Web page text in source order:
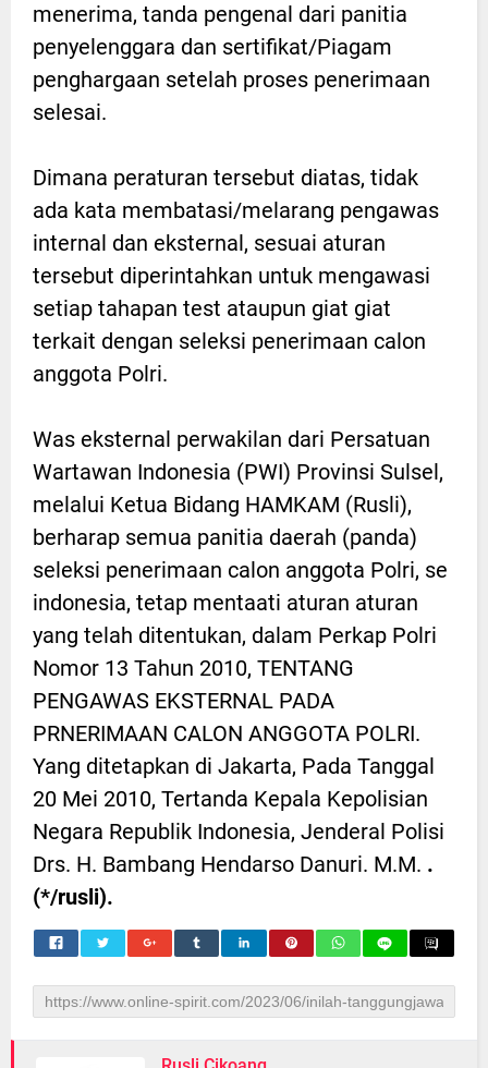
menerima, tanda pengenal dari panitia
penyelenggara dan sertifikat/Piagam
penghargaan setelah proses penerimaan
selesai.
Dimana peraturan tersebut diatas, tidak
ada kata membatasi/melarang pengawas
internal dan eksternal, sesuai aturan
tersebut diperintahkan untuk mengawasi
setiap tahapan test ataupun giat giat
terkait dengan seleksi penerimaan calon
anggota Polri.
Was eksternal perwakilan dari Persatuan
Wartawan Indonesia (PWI) Provinsi Sulsel,
melalui Ketua Bidang HAMKAM (Rusli),
berharap semua panitia daerah (panda)
seleksi penerimaan calon anggota Polri, se
indonesia, tetap mentaati aturan aturan
yang telah ditentukan, dalam Perkap Polri
Nomor 13 Tahun 2010, TENTANG
PENGAWAS EKSTERNAL PADA
PRNERIMAAN CALON ANGGOTA POLRI.
Yang ditetapkan di Jakarta, Pada Tanggal
20 Mei 2010, Tertanda Kepala Kepolisian
Negara Republik Indonesia, Jenderal Polisi
Drs. H. Bambang Hendarso Danuri. M.M. .
(*/rusli).